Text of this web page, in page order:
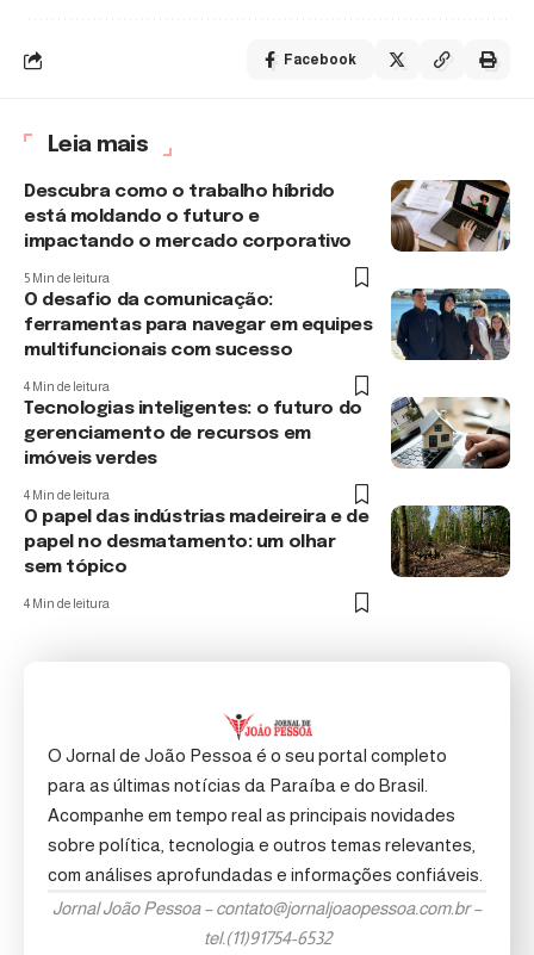
Facebook
Leia mais
Descubra como o trabalho híbrido
está moldando o futuro e
impactando o mercado corporativo
5 Min de leitura
O desafio da comunicação:
ferramentas para navegar em equipes
multifuncionais com sucesso
4 Min de leitura
Tecnologias inteligentes: o futuro do
gerenciamento de recursos em
imóveis verdes
4 Min de leitura
O papel das indústrias madeireira e de
papel no desmatamento: um olhar
sem tópico
4 Min de leitura
O Jornal de João Pessoa é o seu portal completo
para as últimas notícias da Paraíba e do Brasil.
Acompanhe em tempo real as principais novidades
sobre política, tecnologia e outros temas relevantes,
com análises aprofundadas e informações confiáveis.
Jornal João Pessoa –contato@jornaljoaopessoa.com.br–
tel.(11)91754-6532